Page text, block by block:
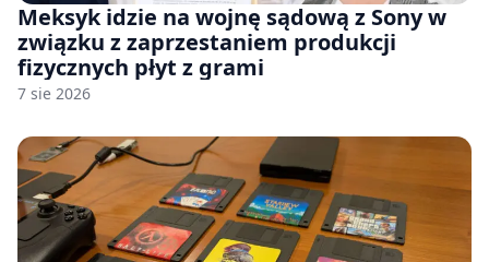
Meksyk idzie na wojnę sądową z Sony w
związku z zaprzestaniem produkcji
fizycznych płyt z grami
7 sie 2026